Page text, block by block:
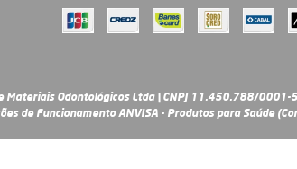
Odontológicos Ltda | CNPJ 11.450.788/0001-
de Funcionamento ANVISA - Produtos para Saúde